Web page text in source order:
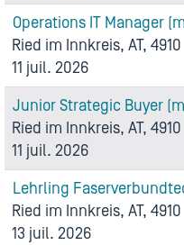
Operations IT Manager
Ried im Innkreis, AT, 4910
11 juil. 2026
Junior Strategic Buyer
Ried im Innkreis, AT, 4910
11 juil. 2026
Lehrling
Ried im Innkreis, AT, 4910
13 juil. 2026